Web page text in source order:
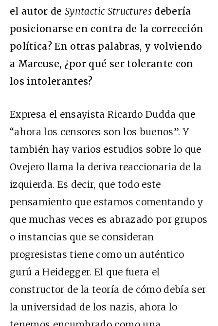
el autor deSyntactic Structuresdebería
posicionarse en contra de la corrección
política? En otras palabras, y volviendo
a Marcuse, ¿por qué ser tolerante con
los intolerantes?
Expresa el ensayista Ricardo Dudda que
“ahora los censores son los buenos”. Y
también hay varios estudios sobre lo que
Ovejero llama la deriva reaccionaria de la
izquierda. Es decir, que todo este
pensamiento que estamos comentando y
que muchas veces es abrazado por grupos
o instancias que se consideran
progresistas tiene como un auténtico
gurú a Heidegger. El que fuera el
constructor de la teoría de cómo debía ser
la universidad de los nazis, ahora lo